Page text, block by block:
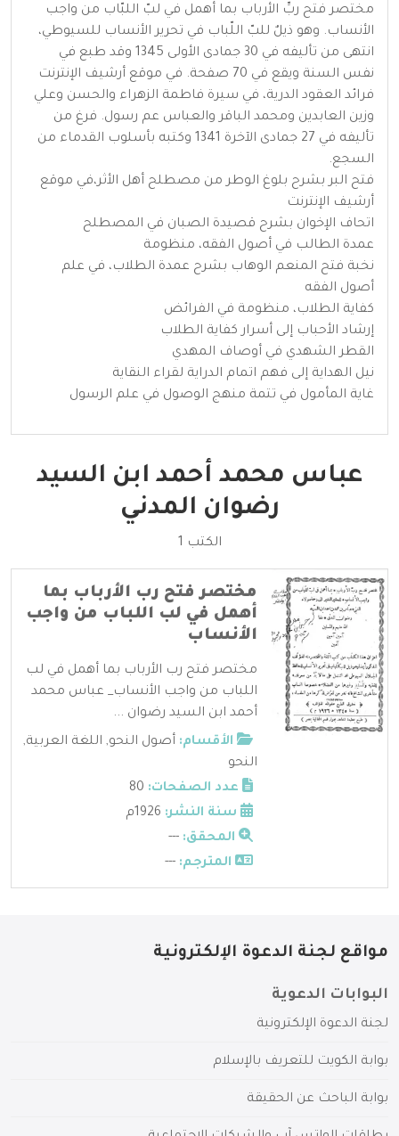
مختصر فتح ربِّ الأرباب بما أهمل في لبّ اللبّاب من واجب
الأنساب. وهو ذيلٌ للبّ اللّباب في تحرير الأنساب للسيوطي،
انتهى من تأليفه في 30 جمادى الأولى 1345 وقد طبع في
نفس السنة ويقع في 70 صفحة. في موقع أرشيف الإنترنت
فرائد العقود الدرية، في سيرة فاطمة الزهراء والحسن وعلي
وزين العابدين ومحمد الباقر والعباس عم رسول. فرغ من
تأليفه في 27 جمادى الآخرة 1341 وكتبه بأسلوب القدماء من
السجع.
فتح البر بشرح بلوغ الوطر من مصطلح أهل الأثر،في موقع
أرشيف الإنترنت
اتحاف الإخوان بشرح قصيدة الصبان في المصطلح
عمدة الطالب في أصول الفقه، منظومة
نخبة فتح المنعم الوهاب بشرح عمدة الطلاب، في علم
أصول الفقه
كفاية الطلاب، منظومة في الفرائض
إرشاد الأحباب إلى أسرار كفاية الطلاب
القطر الشهدي في أوصاف المهدي
نيل الهداية إلى فهم اتمام الدراية لقراء النقاية
غاية المأمول في تتمة منهج الوصول في علم الرسول
عباس محمد أحمد ابن السيد
رضوان المدني
الكتب 1
مختصر فتح رب الأرباب بما
أهمل في لب اللباب من واجب
الأنساب
مختصر فتح رب الأرباب بما أهمل في لب
اللباب من واجب الأنساب_ عباس محمد
أحمد ابن السيد رضوان ...
الأقسام: أصول النحو, اللغة العربية,
النحو
عدد الصفحات:
سنة النشر:
المحقق: ---
المترجم: ---
مواقع لجنة الدعوة الإلكترونية
البوابات الدعوية
لجنة الدعوة الإلكترونية
بوابة الكويت للتعريف بالإسلام
بوابة الباحث عن الحقيقة